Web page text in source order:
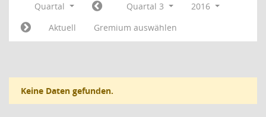
Quartal Quartal 3
2016
Aktuell
Gremium auswählen
Keine Daten gefunden.